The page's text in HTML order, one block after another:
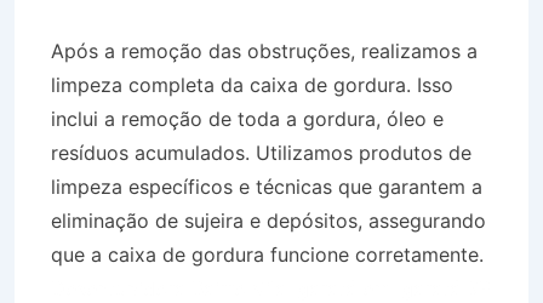
Após a remoção das obstruções, realizamos a
limpeza completa da caixa de gordura. Isso
inclui a remoção de toda a gordura, óleo e
resíduos acumulados. Utilizamos produtos de
limpeza específicos e técnicas que garantem a
eliminação de sujeira e depósitos, assegurando
que a caixa de gordura funcione corretamente.